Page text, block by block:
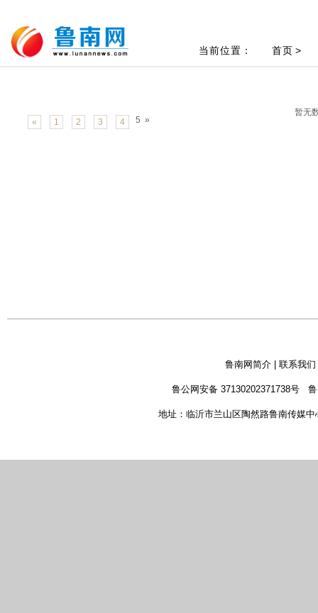
当前位置： 首页 >
« 1 2 3 4 5 »
暂无
鲁南网简介| 联系我们
鲁公网安备 37130202371738号
地址：临沂市兰山区陶然路鲁南传媒